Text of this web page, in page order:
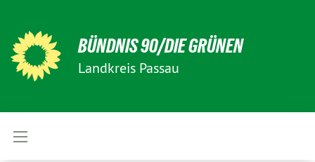
BÜNDNIS 90/DIE GRÜNEN
Landkreis Passau